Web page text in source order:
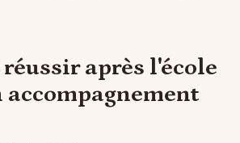
après l'école
accompagnement